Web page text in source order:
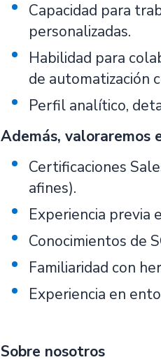
Capacidad para
personalizadas.
Habilidad para
de automatización
Perfil analítico,
Además, valoraremos
Certificaciones
afines).
Experiencia previa
Conocimientos de
Familiaridad con
Experiencia en
Sobre nosotros